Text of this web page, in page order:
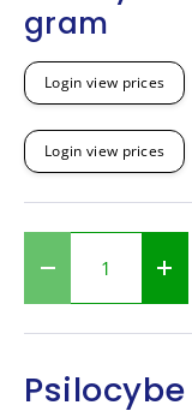
gram
Login view prices
Login view prices
- +